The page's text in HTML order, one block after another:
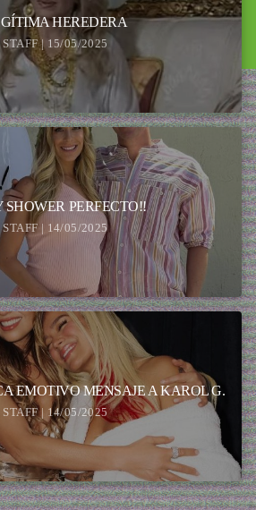
HEREDERA
STAFF | 15/05/2025
SHOWER PERFECTO!!
STAFF | 14/05/2025
EMOTIVO MENSAJE A KAROL G.
STAFF | 14/05/2025